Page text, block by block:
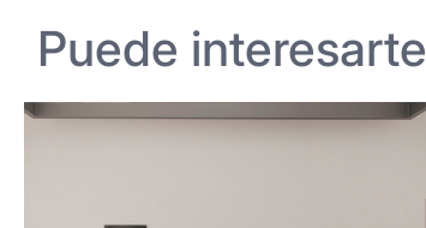
Puede interesarte